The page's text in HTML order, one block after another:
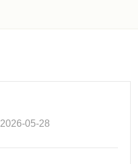
2026-05-28